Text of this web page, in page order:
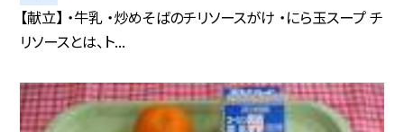
【献立】 ・牛乳 ・炒めそばのチリソースがけ ・にら玉スープ チ
リソースとは、ト...